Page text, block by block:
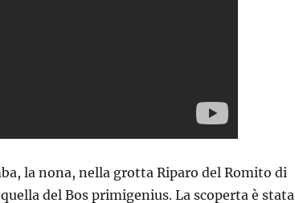
la nona, nella grotta Riparo del Romito di
del Bos primigenius. La scoperta è stata